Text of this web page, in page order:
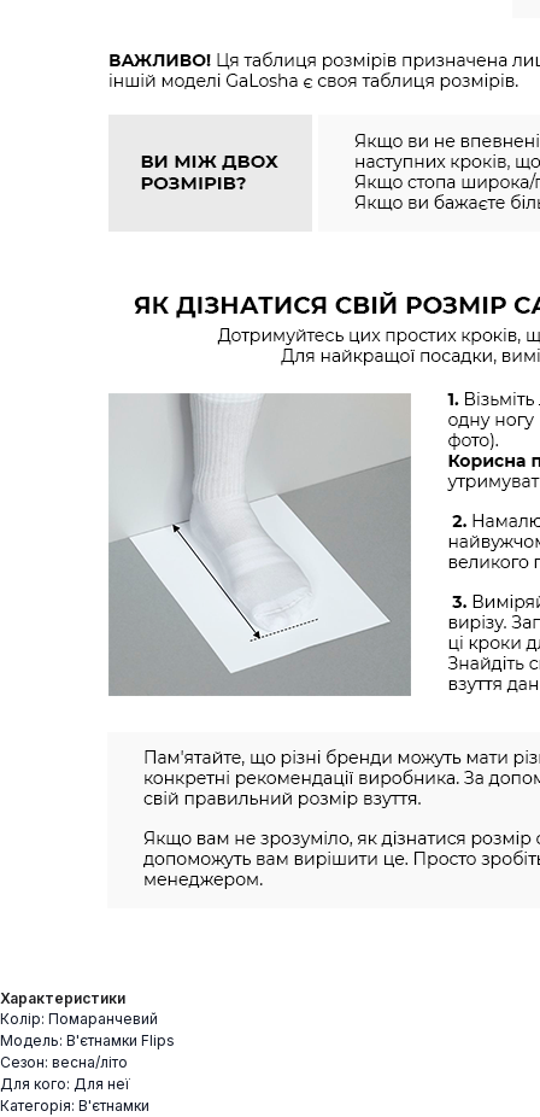
Характеристики
Колір: Помаранчевий
Модель: В'єтнамки Flips
Сезон: весна/літо
Для кого: Для неї
Категорія: В'єтнамки